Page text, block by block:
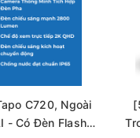
và phương tiện với
diễn ra trong bán
và thiết kế chống
và bụi để đảm
C720, Ngoài
- Có Đèn Flash